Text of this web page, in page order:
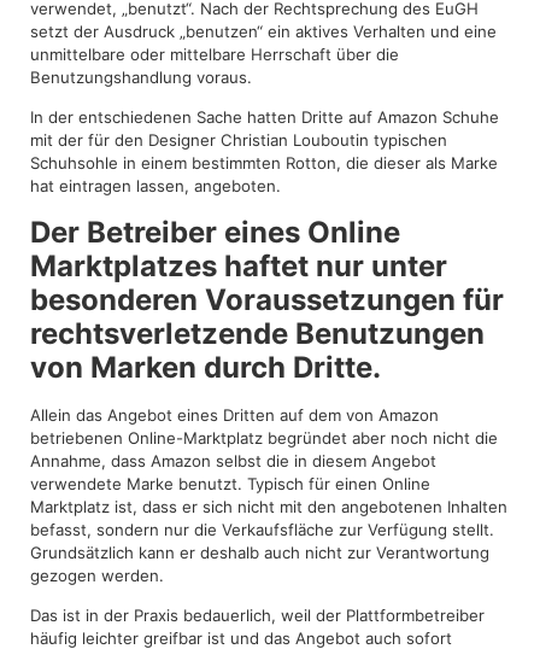
verwendet, „benutzt“. Nach der Rechtsprechung des EuGH
setzt der Ausdruck „benutzen“ ein aktives Verhalten und eine
unmittelbare oder mittelbare Herrschaft über die
Benutzungshandlung voraus.
In der entschiedenen Sache hatten Dritte auf Amazon Schuhe
mit der für den Designer Christian Louboutin typischen
Schuhsohle in einem bestimmten Rotton, die dieser als Marke
hat eintragen lassen, angeboten.
Der Betreiber eines Online
Marktplatzes haftet nur unter
besonderen Voraussetzungen für
rechtsverletzende Benutzungen
von Marken durch Dritte.
Allein das Angebot eines Dritten auf dem von Amazon
betriebenen Online-Marktplatz begründet aber noch nicht die
Annahme, dass Amazon selbst die in diesem Angebot
verwendete Marke benutzt. Typisch für einen Online
Marktplatz ist, dass er sich nicht mit den angebotenen Inhalten
befasst, sondern nur die Verkaufsfläche zur Verfügung stellt.
Grundsätzlich kann er deshalb auch nicht zur Verantwortung
gezogen werden.
Das ist in der Praxis bedauerlich, weil der Plattformbetreiber
häufig leichter greifbar ist und das Angebot auch sofort